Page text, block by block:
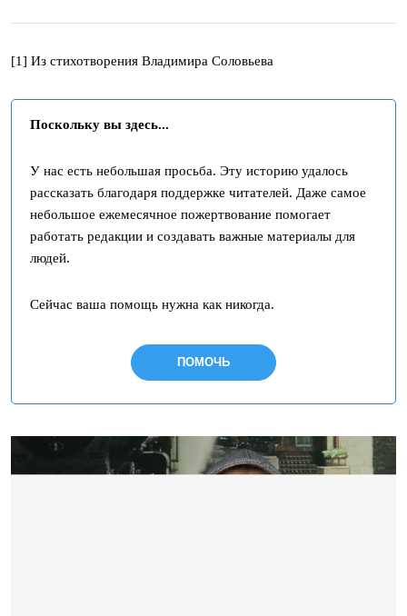
[1] Из стихотворения Владимира Соловьева
Поскольку вы здесь...
У нас есть небольшая просьба. Эту историю удалось
рассказать благодаря поддержке читателей. Даже самое
небольшое ежемесячное пожертвование помогает
работать редакции и создавать важные материалы для
людей.
Сейчас ваша помощь нужна как никогда.
ПОМОЧЬ